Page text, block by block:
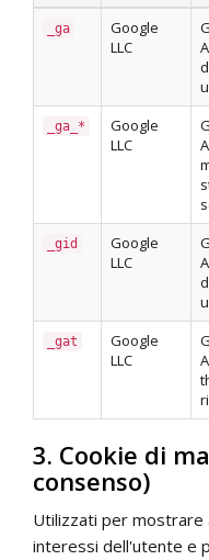
_ga
Google
LLC
_ga_*
Google
LLC
_gid
Google
LLC
_gat
Google
LLC
3. Cookie di
consenso)
Utilizzati per mostrare
interessi dell'utente e